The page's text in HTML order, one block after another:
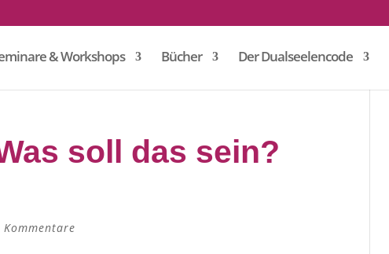
& Workshops Bücher Der Dualseelencode
soll das sein?
Kommentare